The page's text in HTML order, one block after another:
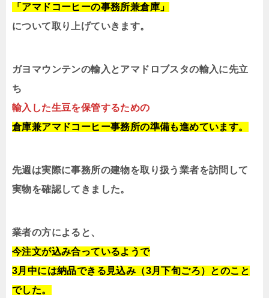
「アマドコーヒーの事務所兼倉庫」
について取り上げていきます。
ガヨマウンテンの輸入とアマドロブスタの輸入に先立
ち
輸入した生豆を保管するための
倉庫兼アマドコーヒー事務所の準備も進めています。
先週は実際に事務所の建物を取り扱う業者を訪問して
実物を確認してきました。
業者の方によると、
今注文が込み合っているようで
3月中には納品できる見込み（3月下旬ごろ）とのこと
でした。